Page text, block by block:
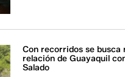
Con recorridos se busca
relación de Guayaquil
Salado